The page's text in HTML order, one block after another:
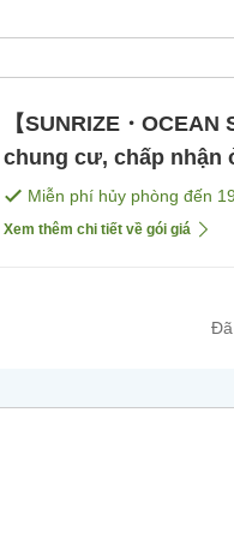
【SUNRIZE・
chung cư, chấp nhận
bao gồm bữa ăn]
Miễn phí hủy phòng đến
Xem thêm chi tiết về gói giá
Đã